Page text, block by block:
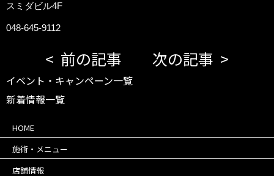
スミダビル4F
048-645-9112
前の記事 次の記事
イベント・キャンペーン一覧
新着情報一覧
HOME
施術・メニュー
店舗情報